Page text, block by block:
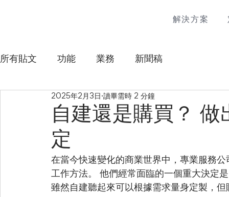
解決方案
所有貼文 功能 業務 新聞稿
自建還是購買？
定
2025年2月3日 讀畢需時 2 分鐘
在當今快速變化的商業世界中，專業服務
工作方法。 他們經常面臨的一個重大決定
雖然自建聽起來可以根據需求量身定製，